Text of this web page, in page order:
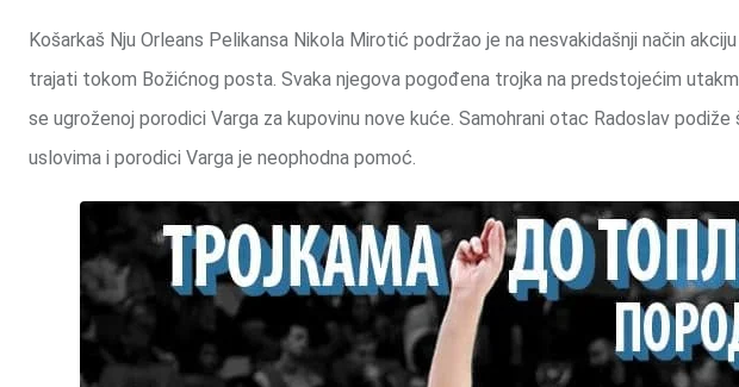
Košarkaš Nju Orleans Pelikansa Nikola Mirotić podržao je na nesvakidašnji način
trajati tokom Božićnog posta. Svaka njegova pogođena trojka na predstojećim
se ugroženoj porodici Varga za kupovinu nove kuće. Samohrani otac Radoslav
uslovima i porodici Varga je neophodna pomoć.